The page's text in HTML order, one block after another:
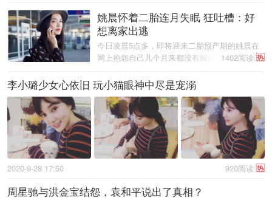
姚晨怀着二胎连月失眠 狂吐槽：好
想离家出逃
热
1402阅读
今日凌晨5点多，即将迎来二胎预产期的姚晨在
网上抱怨自己几个月来都没有睡过好觉，她发文
都没睡过一个好觉了。想想等娃一出生更没得
睡，好想立马卷铺盖离家出逃，让老公 ...
李小璐少女心依旧 玩小猫眼神中尽是宠溺
热
920阅读
2020-9-28 17:50
周星驰与洪金宝结怨，袁和平说出了真相？